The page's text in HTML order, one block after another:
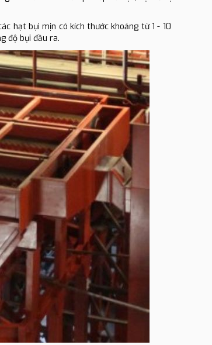
hạt bụi mịn có kích thước khoảng từ 1 - 10
độ bụi đầu ra.